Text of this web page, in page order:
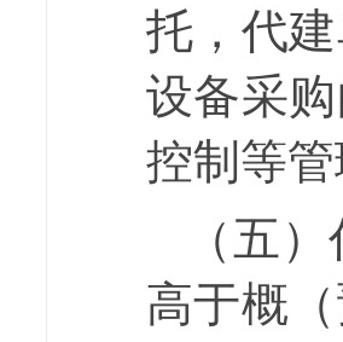
托，代
设备采
控制等
（五
高于概